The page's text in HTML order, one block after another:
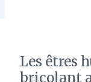
Les êtres
bricolant